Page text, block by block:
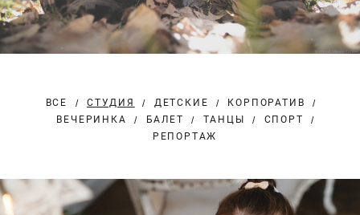
ВСЕ СТУДИЯ ДЕТСКИЕ
КОРПОРАТИВ
ВЕЧЕРИНКА
БАЛЕТ ТАНЦЫ
СПОРТ
РЕПОРТАЖ